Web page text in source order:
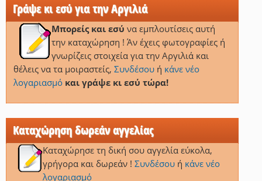
Γράψε κι εσύ για την Αργιλιά
Μπορείς και εσύ να εμπλουτίσεις αυτή
την καταχώρηση ! Άν έχεις φωτογραφίες ή
γνωρίζεις στοιχεία για την Αργιλιά και
θέλεις να τα μοιραστείς, Συνδέσουή κάνε νέο
λογαριασμό και γράψε κι εσύ τώρα!
Καταχώρηση δωρεάν αγγελίας
Καταχώρησε τη δική σου αγγελία εύκολα,
γρήγορα και δωρεάν ! Συνδέσουή κάνε νέο
λογαριασμό